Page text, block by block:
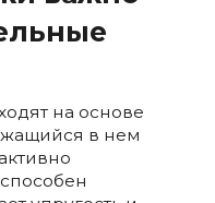
на основе
в нем